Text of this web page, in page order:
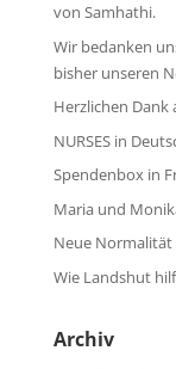
von Samhathi.
Wir bedanken
bisher unseren
Herzlichen Dank
NURSES in
Spendenbox in
Maria und
Neue Normalität
Wie Landshut
Archiv